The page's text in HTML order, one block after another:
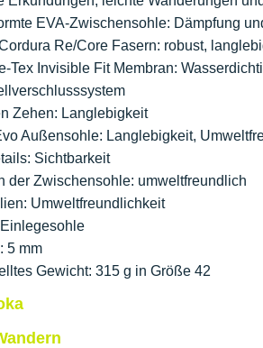
EVA-Zwischensohle: Dämpfung
Re/Core Fasern: robust,
Tex Invisible Fit Membran:
Zehen: Langlebigkeit
Außensohle: Langlebigkeit,
Sichtbarkeit
der Zwischensohle: umweltfreundlich
Umweltfreundlichkeit
5 mm
Gewicht: 315 g in Größe 42